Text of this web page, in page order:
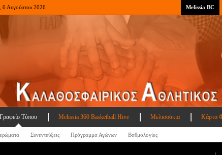
6 Αυγούστου 2026 Melissia BC
Γραφείο Τύπου Melissia 360 Basketball Hive Μελισσάκια Κάρτα
Συνεντεύξεις Πρόγραμμα Αγώνων Βαθμολογίες